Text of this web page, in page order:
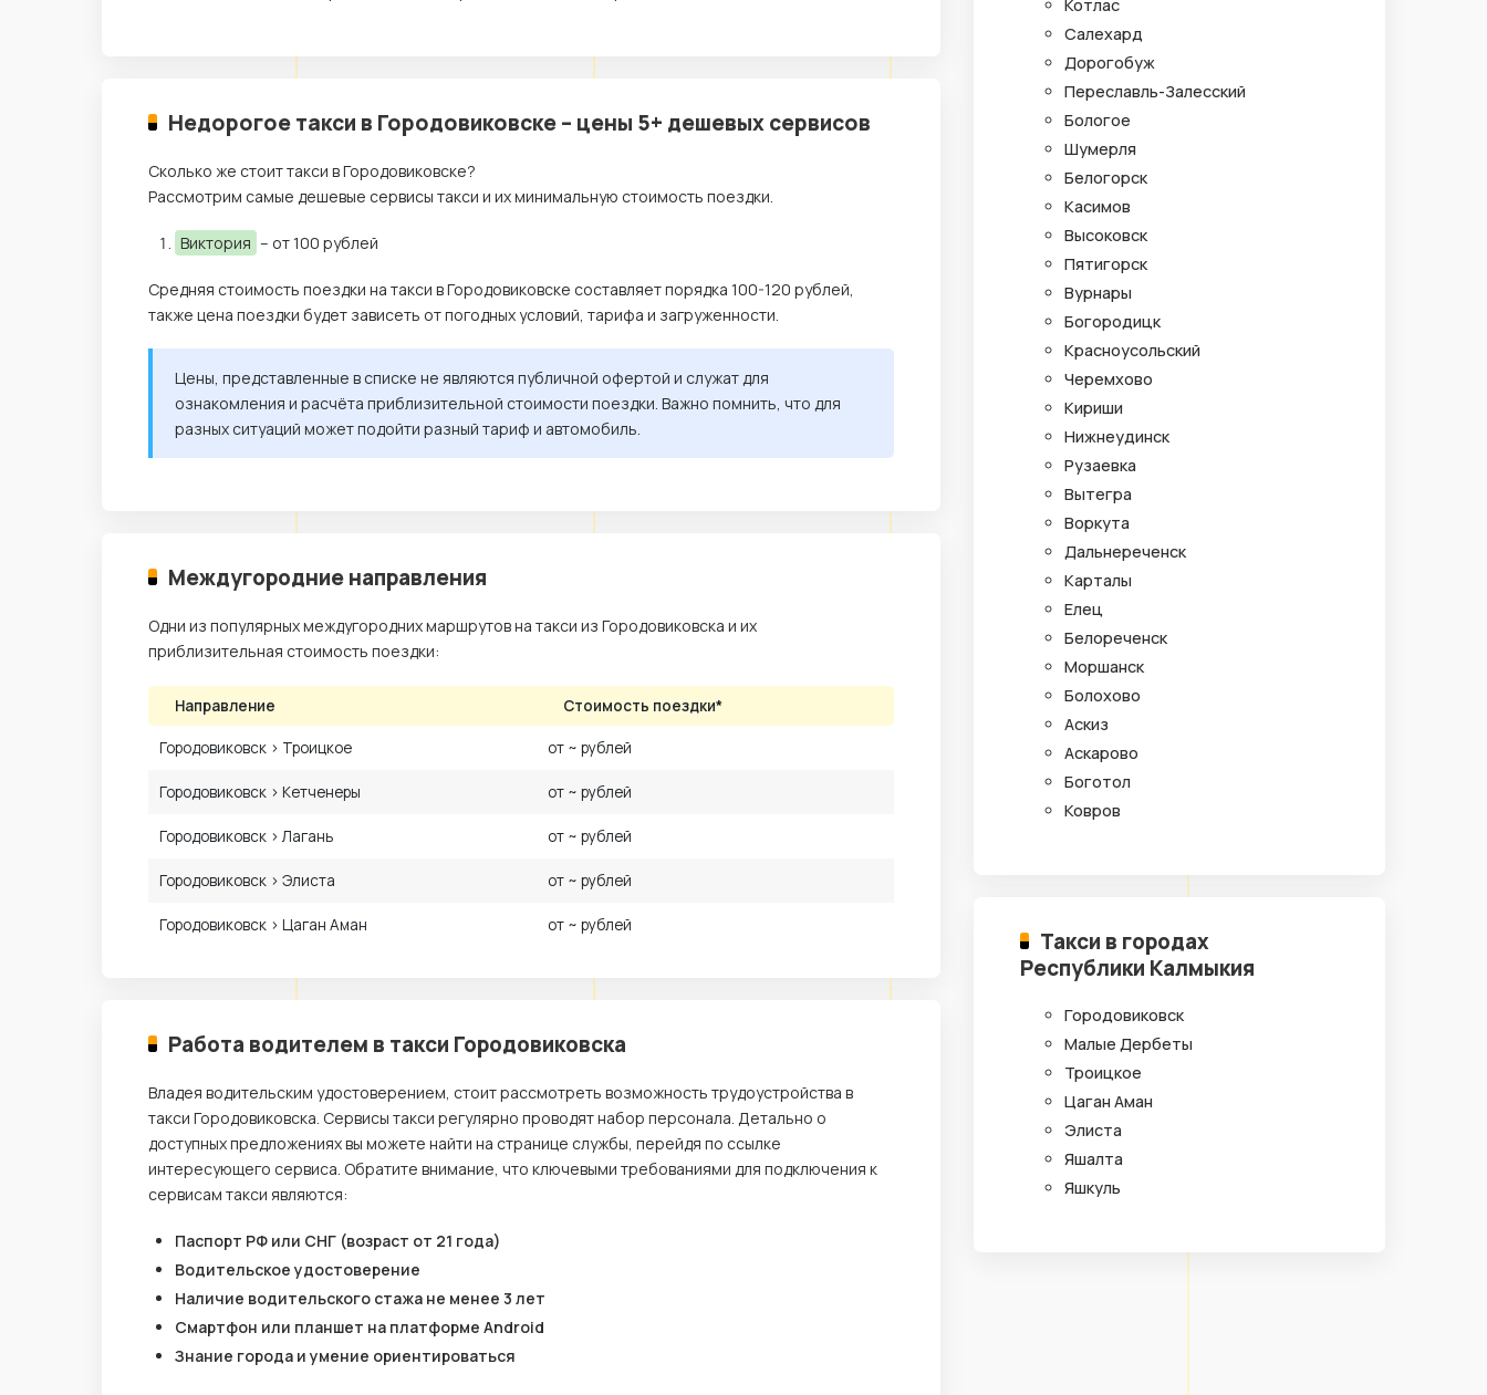
Недорогое такси в Городовиковске – цены 5+ дешевых сервисов
Сколько же стоит такси в Городовиковске?
Рассмотрим самые дешевые сервисы такси и их минимальную стоимость поездки.
Виктория – от 100 рублей
Средняя стоимость поездки на такси в Городовиковске составляет порядка 100-120 рублей,
также цена поездки будет зависеть от погодных условий, тарифа и загруженности.
Цены, представленные в списке не являются публичной офертой и служат для
ознакомления и расчёта приблизительной стоимости поездки. Важно помнить, что для
разных ситуаций может подойти разный тариф и автомобиль.
Междугородние направления
Одни из популярных междугородних маршрутов на такси из Городовиковска и их
приблизительная стоимость поездки:
Направление Стоимость поездки*
Городовиковск › Троицкое от ~ рублей
Городовиковск › Кетченеры от ~ рублей
Городовиковск › Лагань от ~ рублей
Городовиковск › Элиста от ~ рублей
Городовиковск › Цаган Аман от ~ рублей
Работа водителем в такси Городовиковска
Владея водительским удостоверением, стоит рассмотреть возможность трудоустройства в
такси Городовиковска. Сервисы такси регулярно проводят набор персонала. Детально о
доступных предложениях вы можете найти на странице службы, перейдя по ссылке
интересующего сервиса. Обратите внимание, что ключевыми требованиями для подключения к
сервисам такси являются:
Паспорт РФ или СНГ (возраст от 21 года)
Водительское удостоверение
Наличие водительского стажа не менее 3 лет
Смартфон или планшет на платформе Android
Знание города и умение ориентироваться
Котлас
Салехард
Дорогобуж
Переславль-Залесский
Бологое
Шумерля
Белогорск
Касимов
Высоковск
Пятигорск
Вурнары
Богородицк
Красноусольский
Черемхово
Кириши
Нижнеудинск
Рузаевка
Вытегра
Воркута
Дальнереченск
Карталы
Елец
Белореченск
Моршанск
Болохово
Аскиз
Аскарово
Боготол
Ковров
Такси в городах
Республики Калмыкия
Городовиковск
Малые Дербеты
Троицкое
Цаган Аман
Элиста
Яшалта
Яшкуль